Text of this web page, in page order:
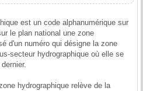
est un code alphanumérique sur
le plan national une zone
d'un numéro qui désigne la zone
secteur hydrographique où elle se
hydrographique relève de la